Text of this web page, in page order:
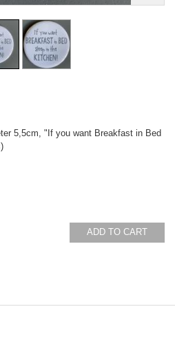
5,5cm, "If you want Breakfast in Bed
ADD TO CART